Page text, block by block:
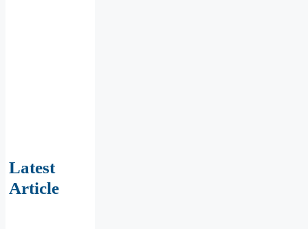
Latest
Article